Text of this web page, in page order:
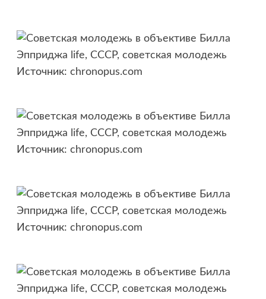
Источник: chronopus.com
Источник: chronopus.com
Источник: chronopus.com